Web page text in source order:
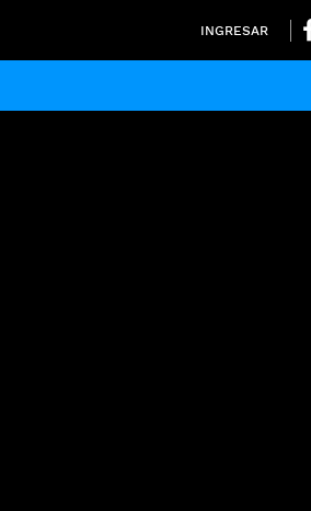
INGRESAR